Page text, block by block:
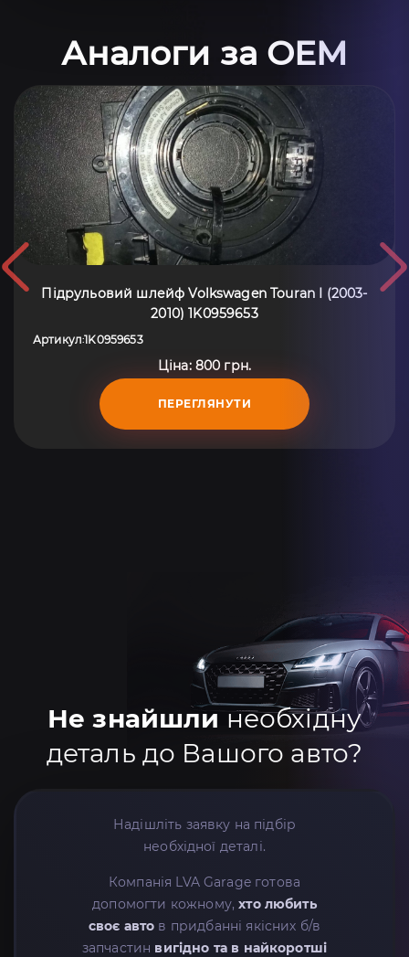
Аналоги за OEM
Підрульовий шлейф Volkswagen Touran I (2003-
2010) 1K0959653
Артикул:1K0959653
Ціна: 800 грн.
ПЕРЕГЛЯНУТИ
Не знайшли необхідну
деталь до Вашого авто?
Надішліть заявку на підбір
необхідної деталі.
Компанія LVA Garage готова
допомогти кожному,хто любить
своє авто в придбанні якісних б/в
запчастин вигідно та в найкоротші